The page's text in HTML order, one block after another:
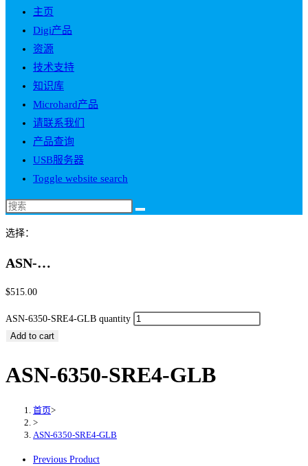
主页
Digi产品
资源
技术支持
知识库
Microhard产品
请联系我们
产品查询
USB服务器
Toggle website search
选择：
ASN-…
$515.00
ASN-6350-SRE4-GLB quantity
Add to cart
ASN-6350-SRE4-GLB
首页>
>
ASN-6350-SRE4-GLB
Previous Product